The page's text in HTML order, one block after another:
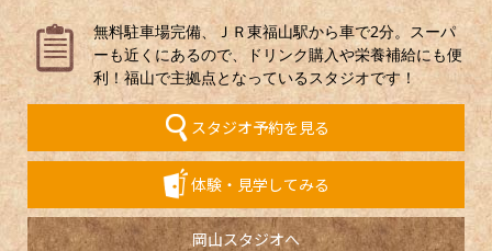
無料駐車場完備、ＪＲ東福山駅から車で2分。スーパ
ーも近くにあるので、ドリンク購入や栄養補給にも便
利！福山で主拠点となっているスタジオです！
スタジオ予約を見る
体験・見学してみる
岡山スタジオへ